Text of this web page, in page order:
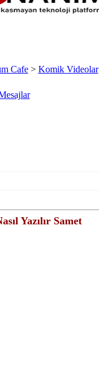
Cafe > Komik Videolar
Yazılır Samet